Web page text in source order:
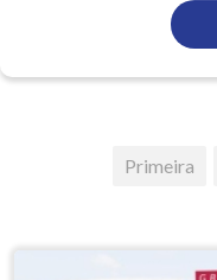
Primeira